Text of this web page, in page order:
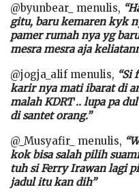
@byunbear_ menulis,
gitu, baru kemaren kyk
pamer rumah nya yg
mesra mesra aja
@jogja_alif menulis, “Si
karir nya mati ibarat di
malah KDRT .. lupa pa
di santet orang.”
@_Musyafir_ menulis,
kok bisa salah pilih
tuh si Ferry Irawan lagi
jadul itu kan dih”